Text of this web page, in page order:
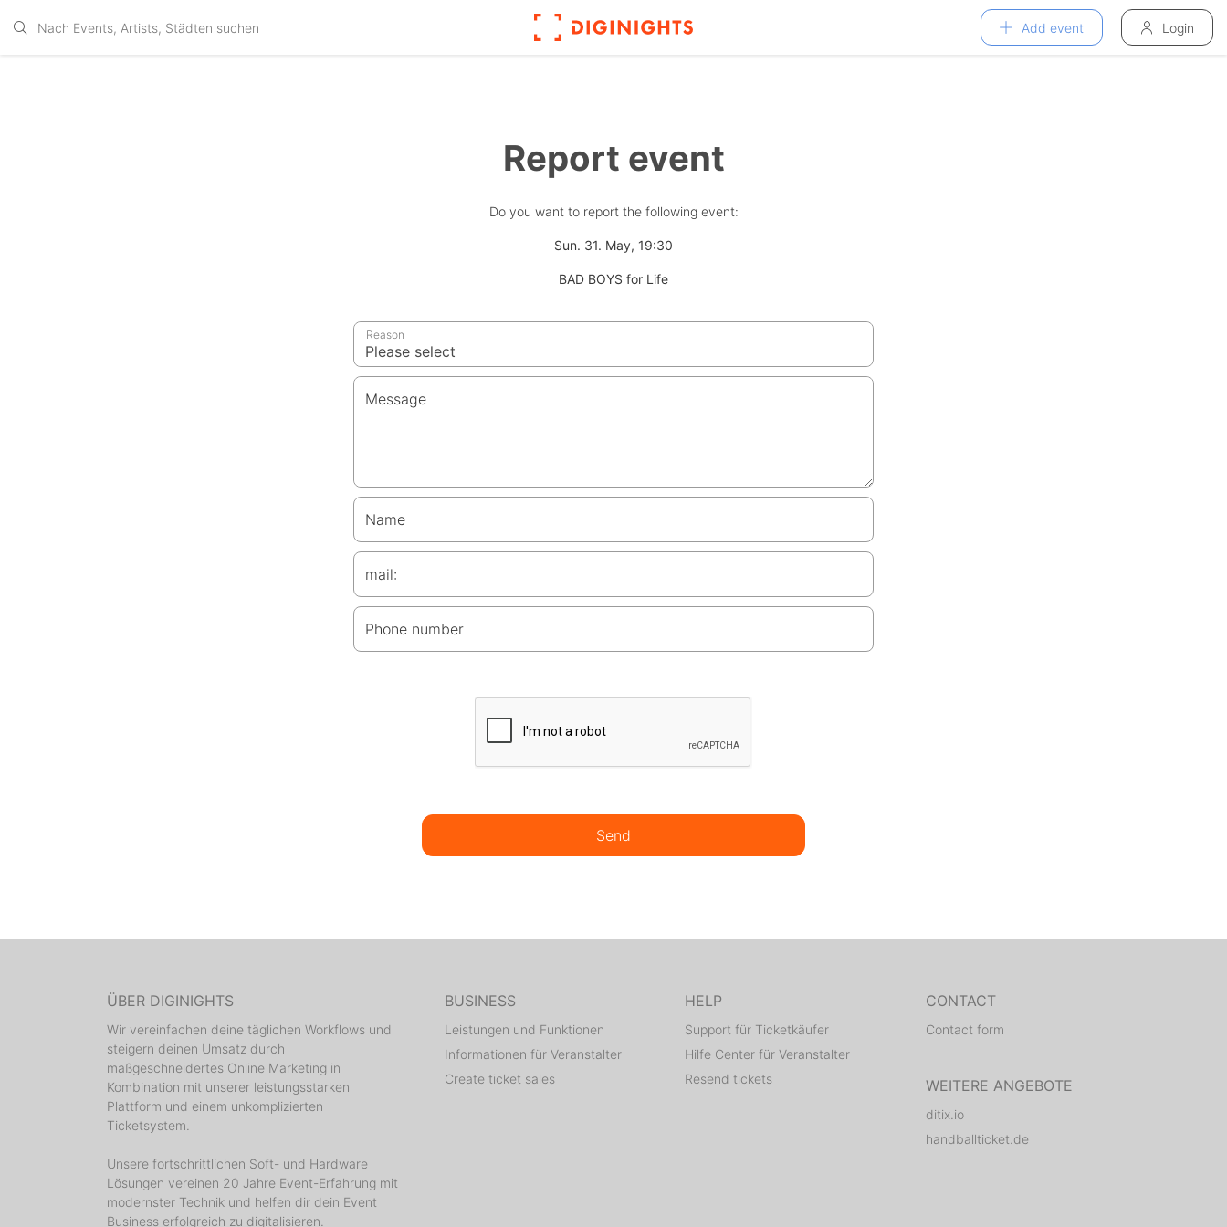
Add event Login
Report event
Do you want to report the following event:
Sun. 31. May, 19:30
BAD BOYS for Life
Reason
Message
Name
mail:
Phone number
Send
ÜBER DIGINIGHTS
Wir vereinfachen deine täglichen Workflows und
steigern deinen Umsatz durch
maßgeschneidertes Online Marketing in
Kombination mit unserer leistungsstarken
Plattform und einem unkomplizierten
Ticketsystem.
Unsere fortschrittlichen Soft- und Hardware
Lösungen vereinen 20 Jahre Event-Erfahrung mit
modernster Technik und helfen dir dein Event
Business erfolgreich zu digitalisieren.
BUSINESS
Leistungen und Funktionen
Informationen für Veranstalter
Create ticket sales
HELP
Support für Ticketkäufer
Hilfe Center für Veranstalter
Resend tickets
CONTACT
Contact form
WEITERE ANGEBOTE
ditix.io
handballticket.de